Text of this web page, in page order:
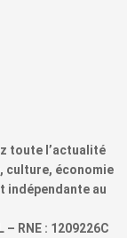
toute l’actualité
culture, économie
indépendante au
RNE : 1209226C